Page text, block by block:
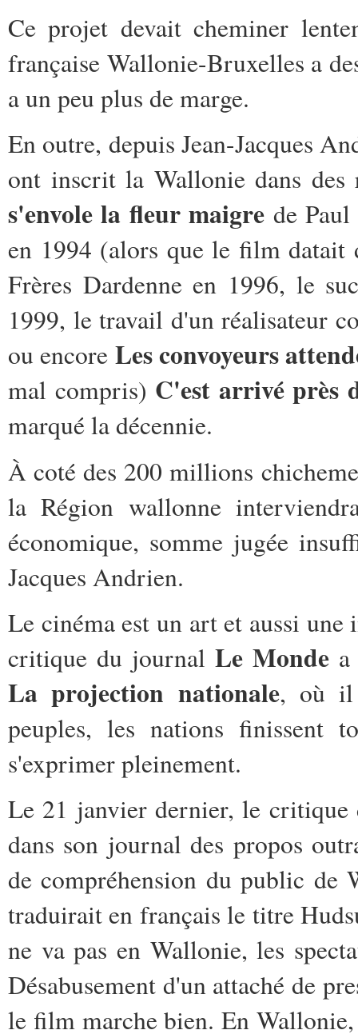
Ce projet devait cheminer
française Wallonie-Bruxelles a
a un peu plus de marge.
En outre, depuis Jean-Jacques
ont inscrit la Wallonie dans
s'envole la fleur maigre de
en 1994 (alors que le film datait
Frères Dardenne en 1996, le
1999, le travail d'un réalisateur
ou encore Les convoyeurs
mal compris) C'est arrivé près
marqué la décennie.
À coté des 200 millions
la Région wallonne
économique, somme jugée
Jacques Andrien.
Le cinéma est un art et aussi
critique du journal Le Monde
La projection nationale, où il
peuples, les nations finissent
s'exprimer pleinement.
Le 21 janvier dernier, le
dans son journal des propos
de compréhension du public
traduirait en français le titre
ne va pas en Wallonie, les
Désabusement d'un attaché de
le film marche bien. En